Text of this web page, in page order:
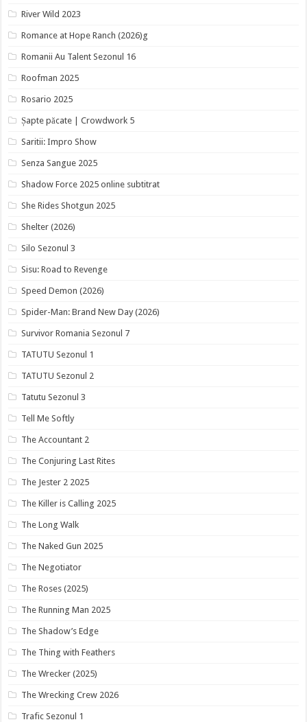
River Wild 2023
Romance at Hope Ranch (2026)g
Romanii Au Talent Sezonul 16
Roofman 2025
Rosario 2025
Șapte păcate | Crowdwork 5
Saritii: Impro Show
Senza Sangue 2025
Shadow Force 2025 online subtitrat
She Rides Shotgun 2025
Shelter (2026)
Silo Sezonul 3
Sisu: Road to Revenge
Speed Demon (2026)
Spider-Man: Brand New Day (2026)
Survivor Romania Sezonul 7
TATUTU Sezonul 1
TATUTU Sezonul 2
Tatutu Sezonul 3
Tell Me Softly
The Accountant 2
The Conjuring Last Rites
The Jester 2 2025
The Killer is Calling 2025
The Long Walk
The Naked Gun 2025
The Negotiator
The Roses (2025)
The Running Man 2025
The Shadow’s Edge
The Thing with Feathers
The Wrecker (2025)
The Wrecking Crew 2026
Trafic Sezonul 1